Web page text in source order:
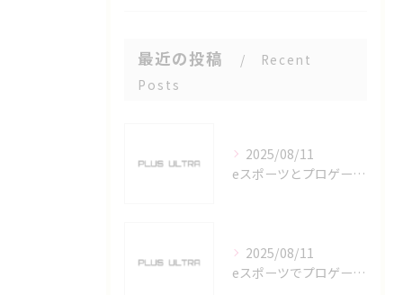
最近の投稿
Recent
Posts
2025/08/11
eスポーツとプロゲーマーを六番町駅で目指すための実践ガイド
2025/08/11
eスポーツでプロゲーマーを目指す愛知県名古屋市の最新キャリアガイド